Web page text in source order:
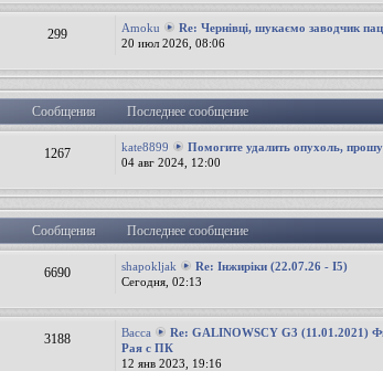
299 Amoku
Re: Чернівці, шукаємо заводчик
20 июл 2026, 08:06
Сообщения Последнее сообщение
1267 kate8899
Помогите удалить опухоль,
04 авг 2024, 12:00
Сообщения Последнее сообщение
6690 shapokljak
Re: Інжиріки (22.07.26 - І5)
Сегодня, 02:13
3188 Bacca
Re: GALINOWSCY G3 (11.01.2021)
Рая с ПК
12 янв 2023, 19:16